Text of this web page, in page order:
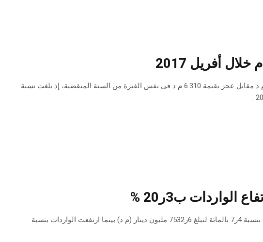
أفريل 2017
سجل الميزان التجاري الغذائي خالل شهر أفريل عجزا بقيمة 9.490 م د مقابل عجز بقيمة 6.310 م د في نفس الفترة من السنة المنقضية، إذ بلغت نسبة
شهدت الصادرات التونسية، خلال الثلاثي الأول من سنة 2017، تطورا بنسبة 4ر7 بالمائة لتبلغ 6ر7532 مليون دينار (م د) بينما ارتفعت الواردات بنسبة